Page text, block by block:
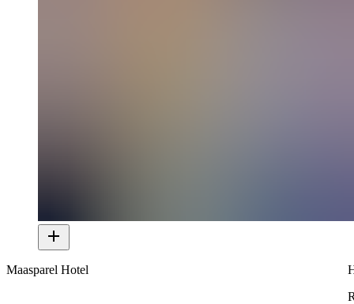
Maasparel Hotel